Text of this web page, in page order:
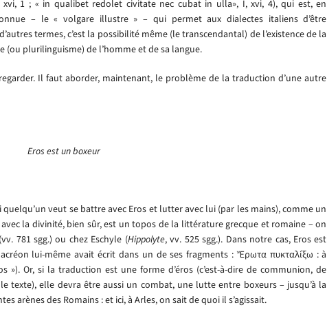
1 ; « in qualibet redolet civitate nec cubat in ulla», I, xvi, 4), qui est, en
– le « volgare illustre » – qui permet aux dialectes italiens d’être
termes, c’est la possibilité même (le transcendantal) de l’existence de la
plurilinguisme) de l’homme et de sa langue.
Il faut aborder, maintenant, le problème de la traduction d’une autre
Eros est un boxeur
quelqu’un veut se battre avec Eros et lutter avec lui (par les mains), comme un
la divinité, bien sûr, est un topos de la littérature grecque et romaine – on
781 sgg.) ou chez Eschyle (Hippolyte, vv. 525 sgg.). Dans notre cas, Eros est
lui-même avait écrit dans un de ses fragments : Ἔρωτα πυκταλίξω : à
»). Or, si la traduction est une forme d’éros (c’est-à-dire de communion, de
texte), elle devra être aussi un combat, une lutte entre boxeurs – jusqu’à la
arènes des Romains : et ici, à Arles, on sait de quoi il s’agissait.